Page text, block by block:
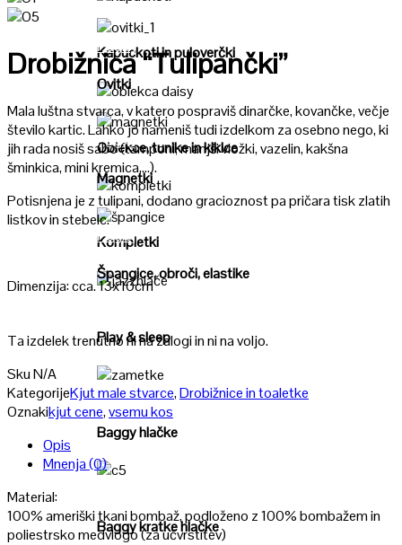
Poglej
Kapuckoti in puloverčki
Poglej
Oblekce, tunike in kiklce
Poglej
Kompletki
Play & sleep
Poglej
Baggy hlačke
Baggy kratke hlačke
Poglej
Ovitki
Poglej
Magnetki
Poglej
Špangice, obroči, elastike
Drobižnica “Tulipančki”
Mala luštna stvarca, v katero pospraviš dinarčke, kovančke, večje
število kartic. Lahko jo nameniš tudi izdelkom za osebno nego, ki
jih rada nosiš sabo (tamponi, manjši vložki, vazelin, kakšna
šminkica, mini kremica,…).
Potisnjena je z tulipani, dodano gracioznost pa pričara tisk zlatih
listkov in stebelc.
Dimenzija: cca. 13x10cm
Ta izdelek trenutno ni na zalogi in ni na voljo.
SkuN/A
KategorijeKjut male stvarce,Drobižnice in toaletke
Oznakikjut cene,vsemu kos
Opis
Mnenja (0)
Material:
100% ameriški tkani bombaž, podloženo z 100% bombažem in
poliestrsko medvlogo (za učvrstitev)